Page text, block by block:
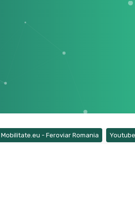
a new tab)
Mobilitate.eu - Feroviar Romania(Opens a
Youtube